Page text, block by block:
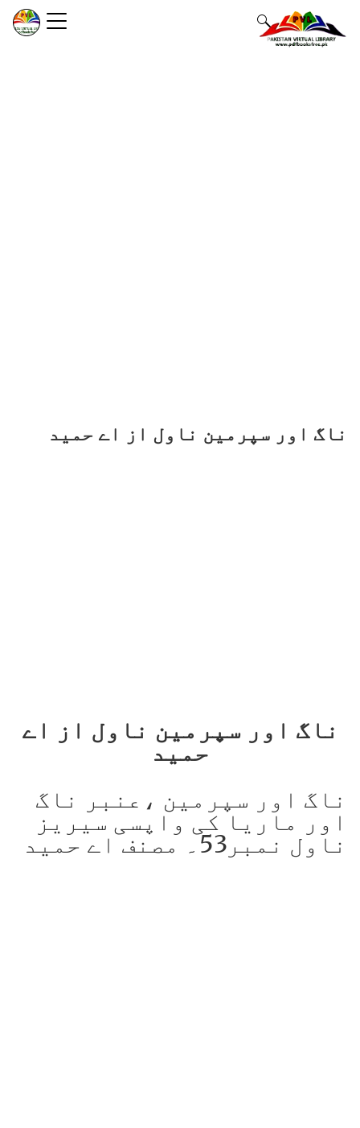
ناگ اور سپرمین ناول از اے حمید
ناگ اور سپرمین ناول از اے
حمید
ناگ اور سپرمین ،عنبر ناگ
اور ماریا کی واپسی سیریز
ناول نمبر53۔ مصنف اے حمید